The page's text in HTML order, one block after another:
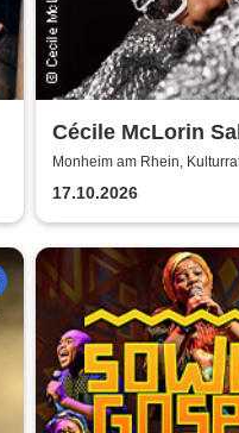
Cécile McLorin
Snap - Germany
Monheim am Rhein,
17.10.2026